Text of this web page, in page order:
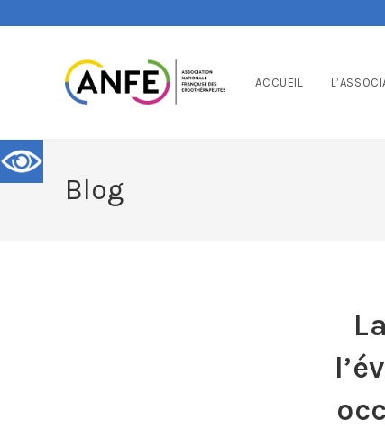
ACCUEIL
Blog